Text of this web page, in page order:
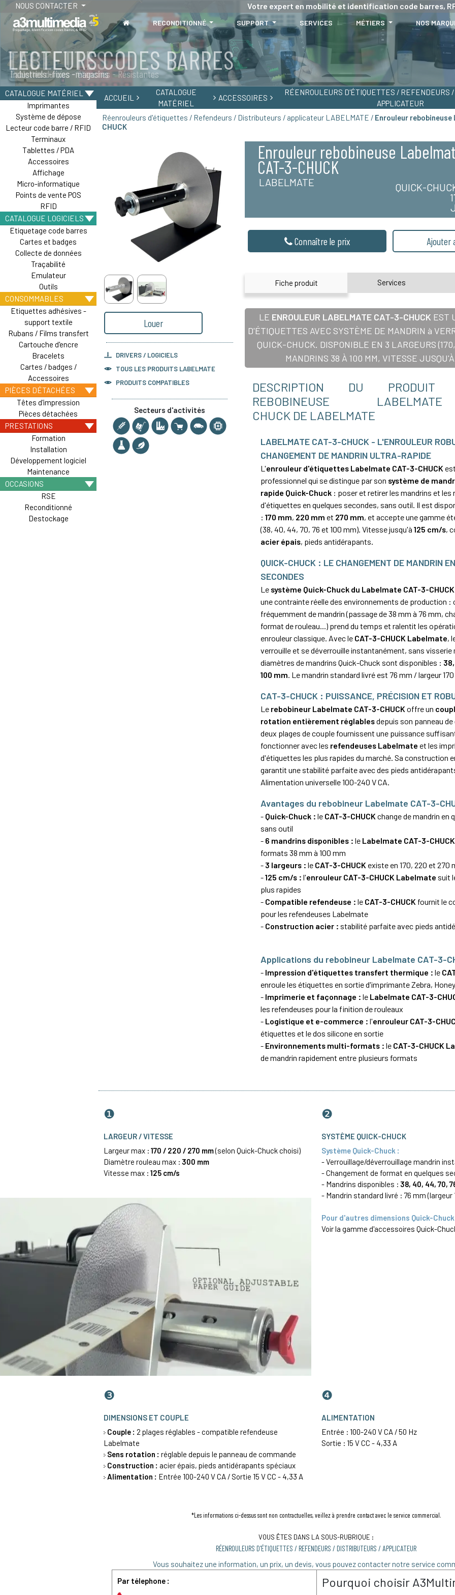
NOUS CONTACTER Votre expert en mobilité et identification code barres,
RECONDITIONNÉ SUPPORT SERVICES MÉTIERS NOS
TABLETTES
Tablettes durcies - étanches - Résistantes
CATALOGUE MATÉRIEL
Imprimantes
Système de dépose
Lecteur code barre / RFID
Terminaux
Tablettes / PDA
Accessoires
Affichage
Micro-informatique
Points de vente POS
RFID
CATALOGUE LOGICIELS
Etiquetage code barres
Cartes et badges
Collecte de données
Traçabilité
Emulateur
Outils
CONSOMMABLES
Etiquettes adhésives -
support textile
Rubans / Films transfert
Cartouche d'encre
Bracelets
Cartes / badges /
Accessoires
PIÈCES DÉTACHÉES
Têtes d'impression
Pièces détachées
PRESTATIONS
Formation
Installation
Développement logiciel
Maintenance
OCCASIONS
RSE
Reconditionné
Destockage
ACCUEIL
CATALOGUE
MATÉRIEL
ACCESSOIRES
RÉENROULEURS D'ÉTIQUETTES / REFENDEURS
APPLICATEUR
Réenrouleurs d'étiquettes / Refendeurs / Distributeurs / applicateur LABELMATE / Enrouleur
CHUCK
Louer
DRIVERS / LOGICIELS
TOUS LES PRODUITS LABELMATE
PRODUITS COMPATIBLES
Secteurs d'activités
Enrouleur rebobineuse
CAT-3-CHUCK
LABELMATE
QUICK-
Connaître le prix Ajouter
Fiche produit Services
LE ENROULEUR LABELMATE CAT-3-CHUCK EST
D'ÉTIQUETTES AVEC SYSTÈME DE MANDRIN à
QUICK-CHUCK. DISPONIBLE EN 3 LARGEURS
MANDRINS 38 À 100 MM, VITESSE
DESCRIPTION DU PRODUIT
REBOBINEUSE
CHUCK DE LABELMATE
LABELMATE CAT-3-CHUCK - L'ENROULEUR
CHANGEMENT DE MANDRIN ULTRA-RAPIDE
L'enrouleur d'étiquettes Labelmate CAT-3-CHUCK
professionnel qui se distingue par son système de
rapide Quick-Chuck : poser et retirer les mandrins et les
d'étiquettes en quelques secondes, sans outil. Il est
:170 mm, 220 mm et 270 mm, et accepte une gamme
(38, 40, 44, 70, 76 et 100 mm). Vitesse jusqu'à125 cm/s,
acier épais, pieds antidérapants.
QUICK-CHUCK : LE CHANGEMENT DE MANDRIN
SECONDES
Le système Quick-Chuck du Labelmate CAT-3-CHUCK
une contrainte réelle des environnements de production :
fréquemment de mandrin (passage de 38 mm à 76 mm,
format de rouleau...) prend du temps et ralentit les
enrouleur classique. Avec le CAT-3-CHUCK Labelmate,
verrouille et se déverrouille instantanément, sans visserie
diamètres de mandrins Quick-Chuck sont disponibles :
100 mm. Le mandrin standard livré est 76 mm / largeur
CAT-3-CHUCK : PUISSANCE, PRÉCISION ET
Le rebobineur Labelmate CAT-3-CHUCK offre un
rotation entièrement réglablesdepuis son panneau
deux plages de couple fournissent une puissance
fonctionner avec les refendeuses Labelmate et les
d'étiquettes les plus rapides du marché. Sa construction
garantit une stabilité parfaite avec des pieds
Alimentation universelle 100-240 V CA.
Avantages du rebobineur Labelmate CAT-3-
- Quick-Chuck : le CAT-3-CHUCK change de mandrin en
sans outil
- 6 mandrins disponibles : le Labelmate CAT-3-CHUCK
formats 38 mm à 100 mm
- 3 largeurs : le CAT-3-CHUCK existe en 170, 220 et 270
-125 cm/s : l'enrouleur CAT-3-CHUCK Labelmate suit
plus rapides
- Compatible refendeuse : le CAT-3-CHUCK fournit le
pour les refendeuses Labelmate
- Construction acier : stabilité parfaite avec pieds
Applications du rebobineur Labelmate CAT-3-
- Impression d'étiquettes transfert thermique : le
enroule les étiquettes en sortie d'imprimante Zebra,
- Imprimerie et façonnage : le Labelmate CAT-3-
les refendeuses pour la finition de rouleaux
- Logistique et e-commerce : l'enrouleur CAT-3-
étiquettes et le dos silicone en sortie
- Environnements multi-formats : le CAT-3-CHUCK
de mandrin rapidement entre plusieurs formats
❶
LARGEUR / VITESSE
Largeur max : 170 / 220 / 270 mm(selon Quick-Chuck choisi)
Diamètre rouleau max : 300 mm
Vitesse max : 125 cm/s
❷
SYSTÈME QUICK-CHUCK
Système Quick-Chuck :
- Verrouillage/déverrouillage mandrin
- Changement de format en quelques
- Mandrins disponibles : 38, 40, 44, 70,
- Mandrin standard livré : 76 mm (largeur
Pour d'autres dimensions Quick-Chuck
Voir la gamme d'accessoires Quick-
❸
DIMENSIONS ET COUPLE
Couple : 2 plages réglables - compatible refendeuse
Labelmate
Sens rotation : réglable depuis le panneau de commande
Construction : acier épais, pieds antidérapants spéciaux
Alimentation : Entrée 100-240 V CA / Sortie 15 V CC - 4,33 A
❹
ALIMENTATION
Entrée : 100-240 V CA / 50 Hz
Sortie : 15 V CC - 4,33 A
*Les informations ci-dessus sont non contractuelles, veillez à prendre contact avec le service commercial.
VOUS ÊTES DANS LA SOUS-RUBRIQUE :
RÉENROULEURS D'ÉTIQUETTES / REFENDEURS / DISTRIBUTEURS / APPLICATEUR
Vous souhaitez une information, un prix, un devis, vous pouvez contacter notre service
Par télephone :
Pourquoi choisir